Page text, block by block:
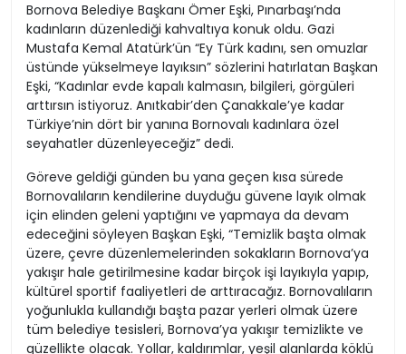
Bornova Belediye Başkanı Ömer Eşki, Pınarbaşı’nda
kadınların düzenlediği kahvaltıya konuk oldu. Gazi
Mustafa Kemal Atatürk’ün “Ey Türk kadını, sen omuzlar
üstünde yükselmeye layıksın” sözlerini hatırlatan Başkan
Eşki, “Kadınlar evde kapalı kalmasın, bilgileri, görgüleri
arttırsın istiyoruz. Anıtkabir’den Çanakkale’ye kadar
Türkiye’nin dört bir yanına Bornovalı kadınlara özel
seyahatler düzenleyeceğiz” dedi.
Göreve geldiği günden bu yana geçen kısa sürede
Bornovalıların kendilerine duyduğu güvene layık olmak
için elinden geleni yaptığını ve yapmaya da devam
edeceğini söyleyen Başkan Eşki, “Temizlik başta olmak
üzere, çevre düzenlemelerinden sokakların Bornova’ya
yakışır hale getirilmesine kadar birçok işi layıkıyla yapıp,
kültürel sportif faaliyetleri de arttıracağız. Bornovalıların
yoğunlukla kullandığı başta pazar yerleri olmak üzere
tüm belediye tesisleri, Bornova’ya yakışır temizlikte ve
güzellikte olacak. Yollar, kaldırımlar, yeşil alanlarda köklü